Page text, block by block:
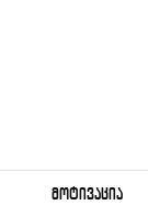
ᲛᲝᲢᲘᲕᲐᲪᲘᲐ